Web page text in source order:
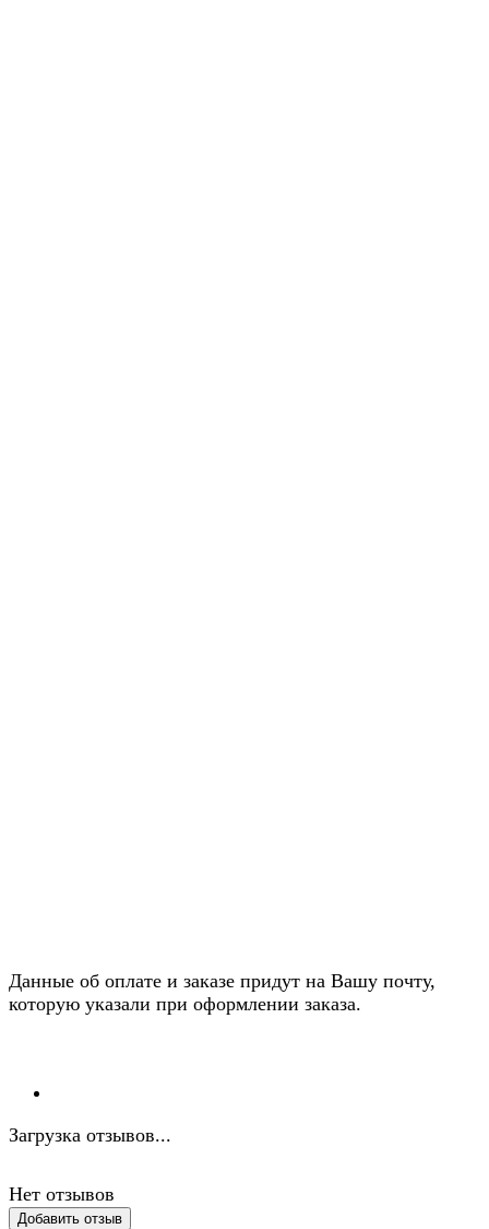
Данные об оплате и заказе придут на Вашу почту,
которую указали при оформлении заказа.
Загрузка отзывов...
Нет отзывов
Добавить отзыв